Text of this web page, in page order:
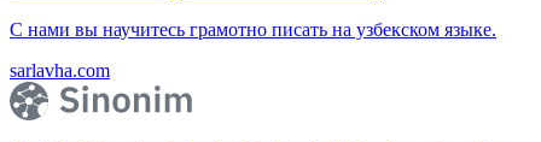
С нами вы научитесь грамотно писать на узбекском языке.
sarlavha.com